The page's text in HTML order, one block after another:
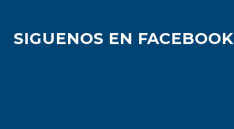
SIGUENOS EN FACEBOOK